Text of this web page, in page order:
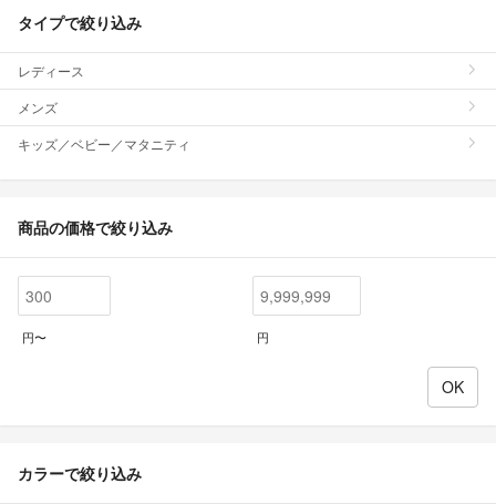
タイプで絞り込み
レディース
メンズ
キッズ／ベビー／マタニティ
商品の価格で絞り込み
円〜 円
カラーで絞り込み